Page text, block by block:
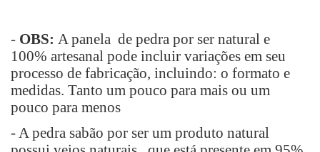
- OBS: A panela de pedra por ser natural e
100% artesanal pode incluir variações em seu
processo de fabricação, incluindo: o formato e
medidas. Tanto um pouco para mais ou um
pouco para menos
- A pedra sabão por ser um produto natural